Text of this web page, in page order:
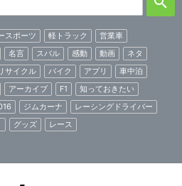
スポーツ 軽トラック
営業車
名言 スバル 感動 動画
ネタ
サイクル バイク アプリ
車中泊
アーカイブ F1
知っておきたい
ジムカーナ
レーシングドライバー
グッズ レース